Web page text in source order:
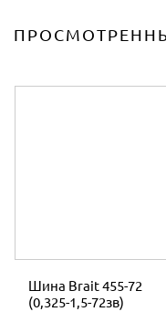
Шина Brait 455-72
(0,325-1,5-72зв)